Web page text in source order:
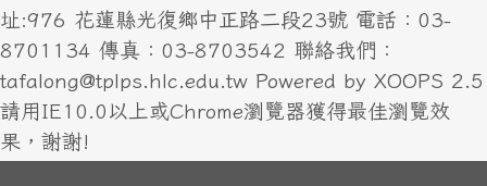
址:976 花蓮縣光復鄉中正路二段23號 電話：03-
8701134 傳真：03-8703542 聯絡我們：
tafalong@tplps.hlc.edu.tw Powered by XOOPS 2.5
請用IE10.0以上或Chrome瀏覽器獲得最佳瀏覽效
果，謝謝!